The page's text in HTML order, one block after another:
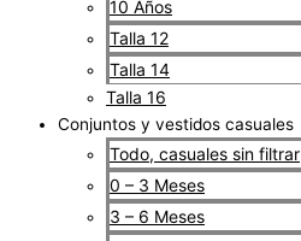
10 Años
Talla 12
Talla 14
Talla 16
Conjuntos y vestidos casuales
Todo, casuales sin filtrar
0 – 3 Meses
3 – 6 Meses